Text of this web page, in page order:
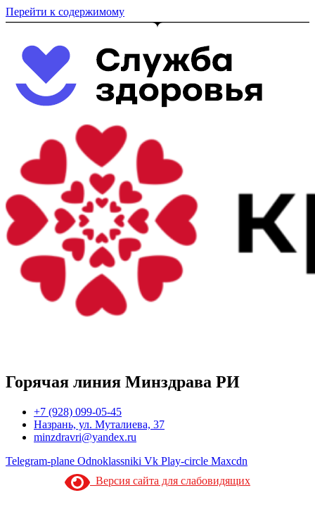
Перейти к содержимому
Горячая линия Минздрава РИ
+7 (928) 099-05-45
Назрань, ул. Муталиева, 37
minzdravri@yandex.ru
Telegram-plane Odnoklassniki Vk Play-circle Maxcdn
Версия сайта для слабовидящих